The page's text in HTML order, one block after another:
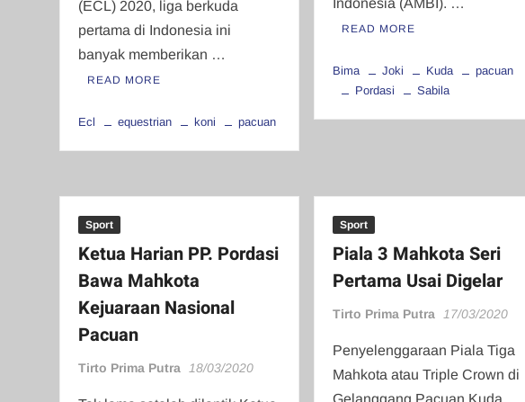
(ECL) 2020, liga berkuda
pertama di Indonesia ini
banyak memberikan …
READ MORE
Ecl equestrian koni pacuan
READ MORE
Bima Joki Kuda
pacuan
Pordasi
Sabila
Sport
Ketua Harian PP. Pordasi
Bawa Mahkota
Kejuaraan Nasional
Pacuan
Tirto Prima Putra 18/03/2020
Sport
Piala 3 Mahkota Seri
Pertama Usai Digelar
Tirto Prima Putra 17/03/2020
Penyelenggaraan Piala Tiga
Mahkota atau Triple Crown di
Gelanggang Pacuan Kuda